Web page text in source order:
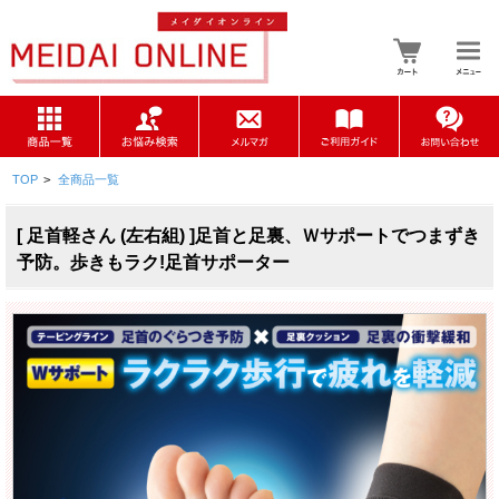
TOP > 全商品一覧
[ 足首軽さん (左右組) ]足首と足裏、Ｗサポートでつまずき
予防。歩きもラク!足首サポーター